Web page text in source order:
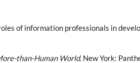
of information professionals in
than-Human World. New York: